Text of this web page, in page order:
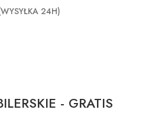
24H)
- GRATIS